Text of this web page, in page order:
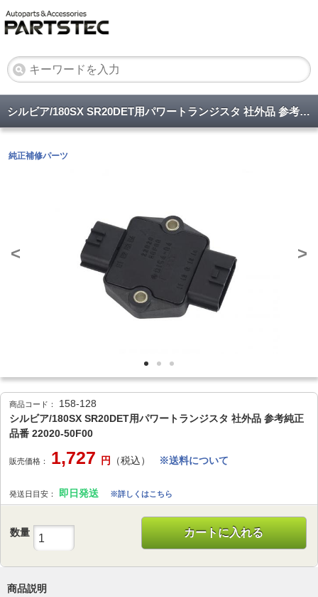
シルビア/180SX SR20DET用パワートランジスタ 社外品 参考純正品番 22020-50F00
純正補修パーツ
< >
商品コード：
158-128
シルビア/180SX SR20DET用パワートランジスタ 社外品 参考純正
品番 22020-50F00
販売価格： 1,727 円 （税込） ※送料について
発送日目安： 即日発送 ※詳しくはこちら
数量 カートに入れる
商品説明